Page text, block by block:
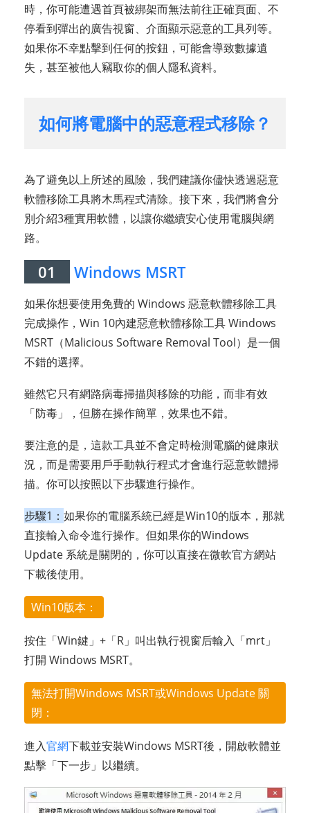
時，你可能遭遇首頁被綁架而無法前往正確頁面、不
停看到彈出的廣告視窗、介面顯示惡意的工具列等。
如果你不幸點擊到任何的按鈕，可能會導致數據遺
失，甚至被他人竊取你的個人隱私資料。
如何將電腦中的惡意程式移除？
為了避免以上所述的風險，我們建議你儘快透過惡意
軟體移除工具將木馬程式清除。接下來，我們將會分
別介紹3種實用軟體，以讓你繼續安心使用電腦與網
路。
01 Windows MSRT
如果你想要使用免費的 Windows 惡意軟體移除工具
完成操作，Win 10內建惡意軟體移除工具 Windows
MSRT（Malicious Software Removal Tool）是一個
不錯的選擇。
雖然它只有網路病毒掃描與移除的功能，而非有效
「防毒」，但勝在操作簡單，效果也不錯。
要注意的是，這款工具並不會定時檢測電腦的健康狀
況，而是需要用戶手動執行程式才會進行惡意軟體掃
描。你可以按照以下步驟進行操作。
步驟1： 如果你的電腦系統已經是Win10的版本，那就
直接輸入命令進行操作。但如果你的Windows
Update 系統是關閉的，你可以直接在微軟官方網站
下載後使用。
Win10版本：
按住「Win鍵」+「R」叫出執行視窗后輸入「mrt」
打開 Windows MSRT。
無法打開Windows MSRT或Windows Update 關
閉：
進入官網下載並安裝Windows MSRT後，開啟軟體並
點擊「下一步」以繼續。